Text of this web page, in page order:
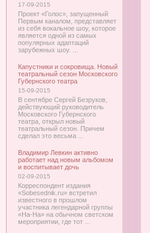
17-09-2015
Проект «Голос», запущенный
Первым каналом, представляет
из себя вокальное шоу, которое
является одной из самых
популярных адаптаций
зарубежных шоу. ...
Капустники и сокровища. Новый
театральный сезон Московского
Губернского театра
15-09-2015
В сентябре Сергей Безруков,
действующий руководитель
Московского Губернского
театра, открыл новый
театральный сезон. Причем
сделал это весьма ...
Владимир Левкин активно
работает над новым альбомом
и воспитывает дочь
02-09-2015
Корреспондент издания
«Sobesednik.ru» встретил
известного в прошлом
участника легендарной группы
«На-На» на обычном светском
мероприятии, где тот ...